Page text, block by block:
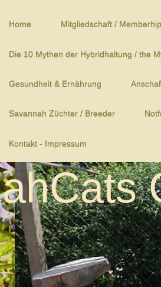
Home Mitgliedschaft / Memberhip
Die 10 Mythen der Hybridhaltung / the
Gesundheit & Ernährung
Savannah Züchter / Breeder
Kontakt - Impressum